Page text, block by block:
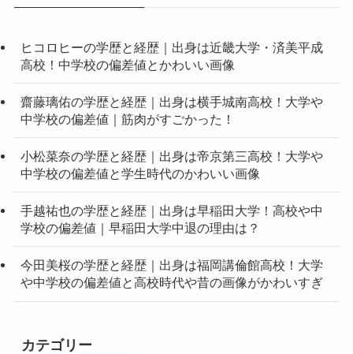
ヒコロヒーの学歴と経歴｜出身は近畿大学・済美平成
高校！中学校の偏差値とかわいい画像
齋藤璃佑の学歴と経歴｜出身は横手城南高校！大学や
中学校の偏差値｜筋肉がすごかった！
小松菜奈の学歴と経歴｜出身は帝京第三高校！大学や
中学校の偏差値と学生時代のかわいい画像
手越祐也の学歴と経歴｜出身は早稲田大学！高校や中
学校の偏差値｜早稲田大学中退の理由は？
今田美桜の学歴と経歴｜出身は福岡講倫館高校！大学
や中学校の偏差値と高校時代や昔の画像がかわいすぎ
カテゴリー